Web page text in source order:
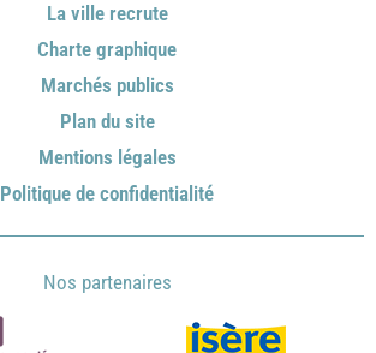
La ville recrute
Charte graphique
Marchés publics
Plan du site
Mentions légales
Politique de confidentialité
Nos partenaires